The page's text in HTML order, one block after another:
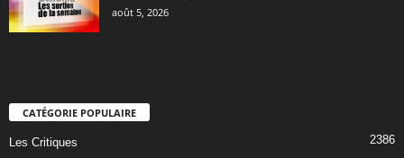
août 5, 2026
CATÉGORIE POPULAIRE
Les Critiques 2386